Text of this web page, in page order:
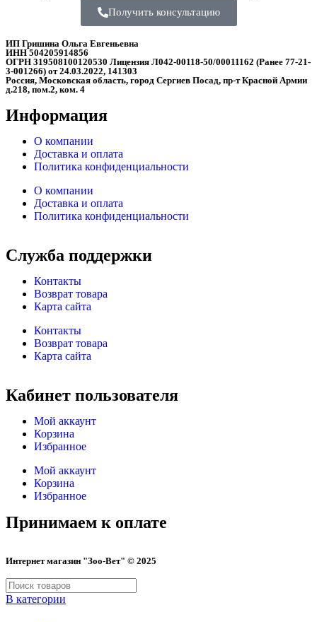
Получить консультацию
ИП Гришина Ольга Евгеньевна
ИНН 504205914856
ОГРН 319508100120530 Лицензия Л042-00118-50/00011162 (Ранее 77-21-
3-001266) от 24.03.2022, 141303
Россия, Московская область, город Сергиев Посад, пр-т Красной Армии
д.218, пом.2, ком. 4
Информация
О компании
Доставка и оплата
Политика конфиденциальности
О компании
Доставка и оплата
Политика конфиденциальности
Служба поддержки
Контакты
Возврат товара
Карта сайта
Контакты
Возврат товара
Карта сайта
Кабинет пользователя
Мой аккаунт
Корзина
Избранное
Мой аккаунт
Корзина
Избранное
Принимаем к оплате
Интернет магазин "Зоо-Вет" © 2025
В категории